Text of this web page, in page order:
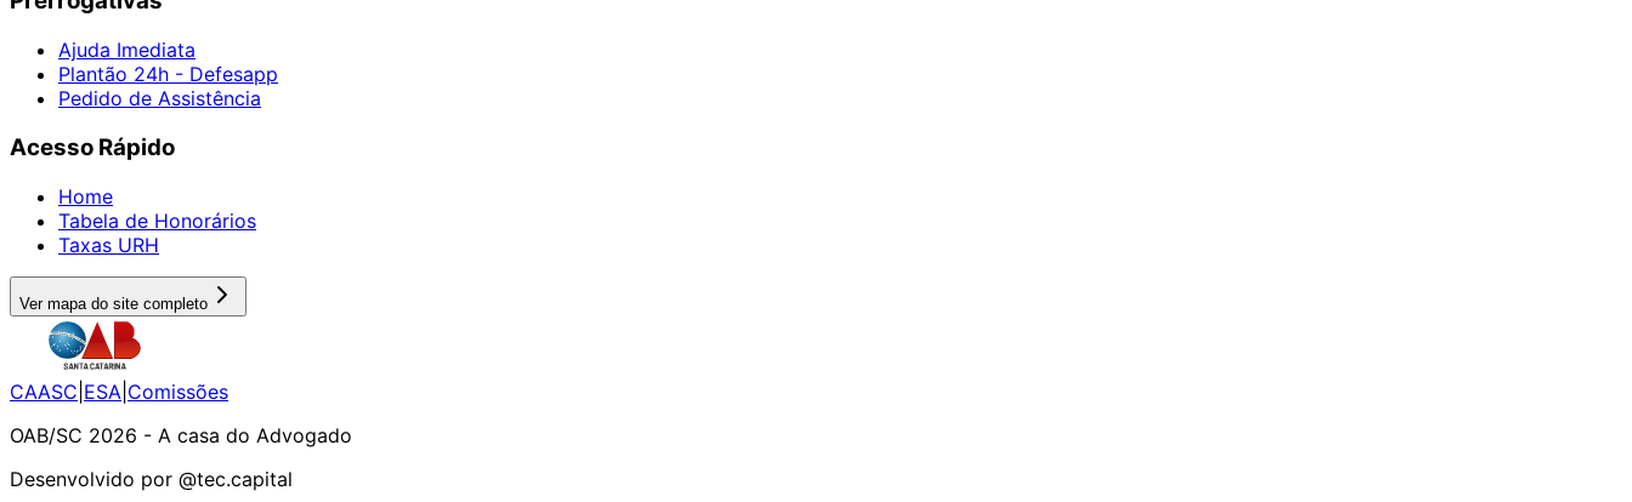
Ajuda Imediata
Plantão 24h - Defesapp
Pedido de Assistência
Acesso Rápido
Home
Tabela de Honorários
Taxas URH
Ver mapa do site completo
CAASC ESA Comissões
OAB/SC 2026 - A casa do Advogado
Desenvolvido por @tec.capital